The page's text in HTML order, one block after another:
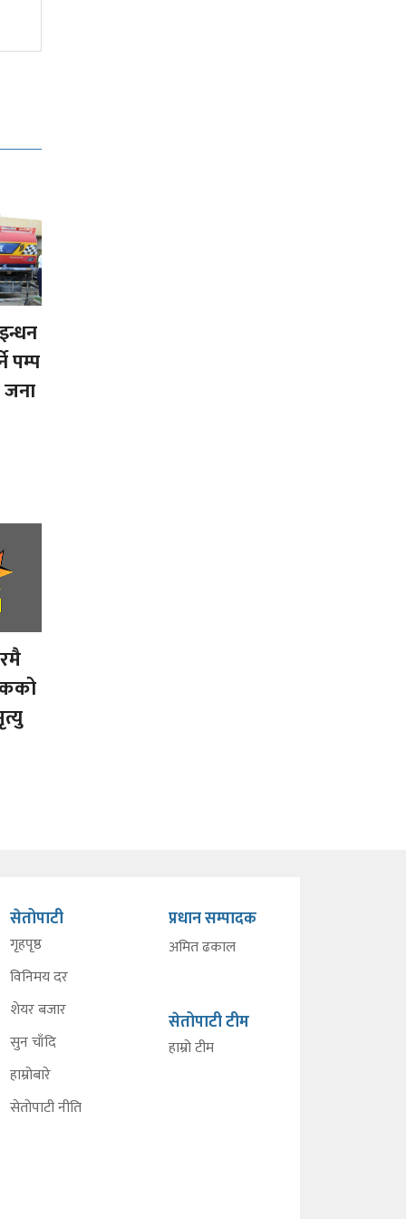
पम्प
सेतोपाटी
गृहपृष्ठ
विनिमय दर
शेयर बजार
सुन चाँदि
हाम्रोबारे
सेतोपाटी नीति
प्रधान सम्पादक
अमित ढकाल
सेतोपाटी टीम
हाम्रो टीम